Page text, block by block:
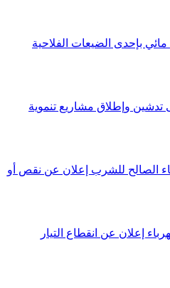
بإحدى الضيعات الفلاحية
وإطلاق مشاريع تنموية
الصالح للشرب إعلان عن نقص أو
إعلان عن انقطاع التيار